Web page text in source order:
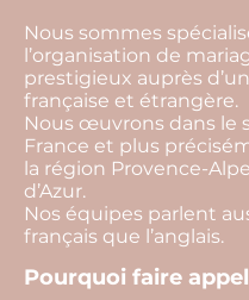
Nous sommes
l’organisation de
prestigieux auprès
française et étrangère.
Nous œuvrons dans le
France et plus
la région Provence-
d’Azur.
Nos équipes parlent
français que l’anglais.
Pourquoi faire